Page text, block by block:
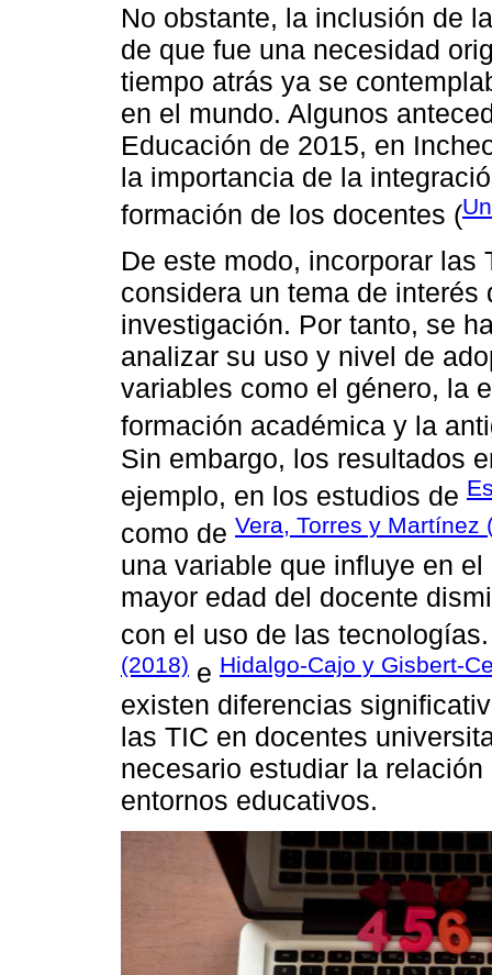
No obstante, la inclusión de
de que fue una necesidad
tiempo atrás ya se
en el mundo. Algunos
Educación de 2015, en
la importancia de la
formación de los docentes (
De este modo, incorporar
considera un tema de
investigación. Por tanto, se
analizar su uso y nivel de
variables como el género, la
formación académica y la
Sin embargo, los resultados
ejemplo, en los estudios de
como de Vera, Torres y Martínez
una variable que influye en
mayor edad del docente
con el uso de las
(2018) e Hidalgo-Cajo y Gisbert-
existen diferencias
las TIC en docentes
necesario estudiar la
entornos educativos.